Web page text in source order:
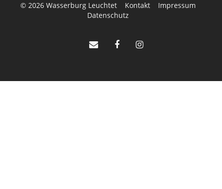
© 2026 Wasserburg Leuchtet Kontakt
Impressum
Datenschutz